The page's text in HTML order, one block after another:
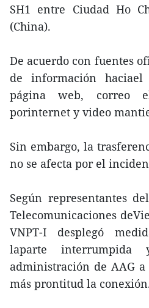
SH1 entre Ciudad Ho
(China).
De acuerdo con fuentes
de información haciael
página web, correo
porinternet y video
Sin embargo, la
no se afecta por el
Según representantes
Telecomunicaciones
VNPT-I desplegó
laparte
administración de AAG
más prontitud la